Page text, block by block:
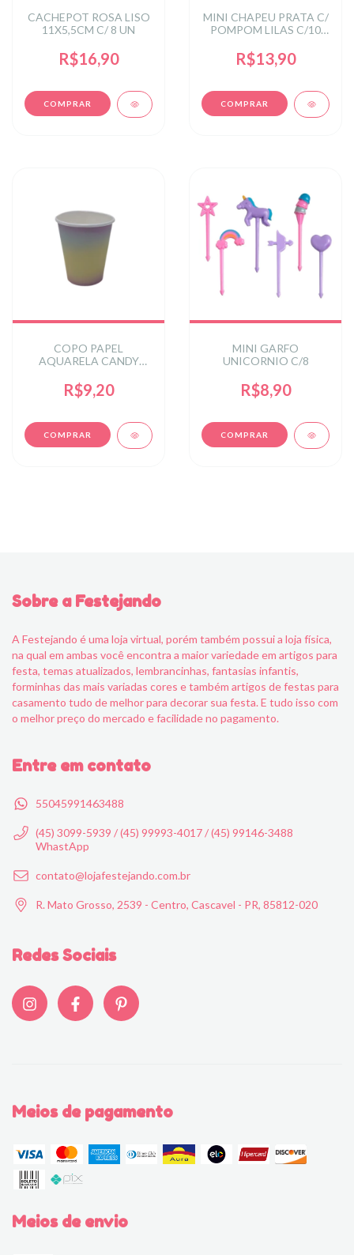
CACHEPOT ROSA LISO
11X5,5CM C/ 8 UN
R$16,90
MINI CHAPEU PRATA C/
POMPOM LILAS C/10
R$13,90
COPO PAPEL
AQUARELA CANDY
R$9,20
MINI GARFO
UNICORNIO C/8
R$8,90
Sobre a Festejando
A Festejando é uma loja virtual, porém também possui a loja física,
na qual em ambas você encontra a maior variedade em artigos para
festa, temas atualizados, lembrancinhas, fantasias infantis,
forminhas das mais variadas cores e também artigos de festas para
casamento tudo de melhor para decorar sua festa. E tudo isso com
o melhor preço do mercado e facilidade no pagamento.
Entre em contato
55045991463488
(45) 3099-5939 / (45) 99993-4017 / (45) 99146-3488
WhastApp
contato@lojafestejando.com.br
R. Mato Grosso, 2539 - Centro, Cascavel - PR, 85812-020
Redes Sociais
Meios de pagamento
Meios de envio